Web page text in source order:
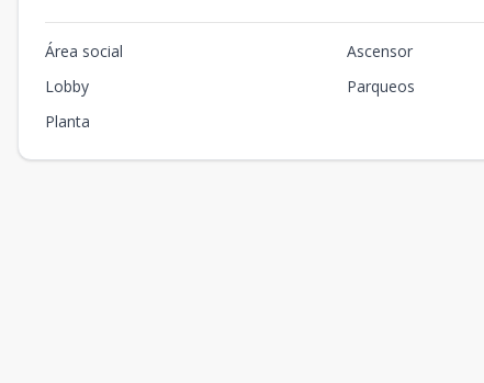
Área social Ascensor
Lobby
Parqueos
Planta